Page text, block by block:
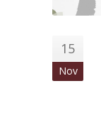
15
Nov